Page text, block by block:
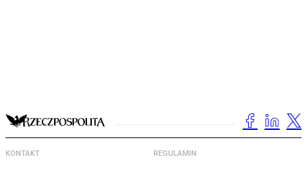
KONTAKT REGULAMIN